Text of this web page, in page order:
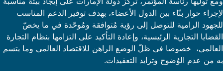
لإجراء حوار بنّاء بين الدول الأعضاء، بهدف توفير الدعم المناسب
للجهود الرامية للتوصل إلى رؤية مُتوافقة ومُوحّدة في ما يخصّ
القضايا التجارية الرئيسية، وإعادة التأكيد على التزامها بنظام التجارة
العالمي، خصوصا في ظلّ الوضع الراهن للاقتصاد العالمي وما يتسم
به من عدم الوُضوح وتزايد التعقيدات.